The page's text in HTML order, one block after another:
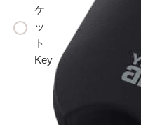
ケ
ッ
ト
Key